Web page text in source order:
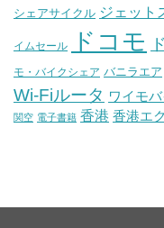
シェアサイクル ジェット
イムセール ドコモ
モ・バイクシェア バニラエア
Wi-Fiルータ ワイモ
関空 電子書籍 香港 香港エ